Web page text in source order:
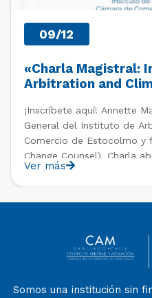
09/12
«Charla Magistral:
Arbitration and
¡Inscríbete aquí! Annette
General del Instituto de
Comercio de Estocolmo y
Change Counsel). Charla
el marco del IV Diploma
Nacional y Comercial
Departamento de
Ver más
Somos una institución sin